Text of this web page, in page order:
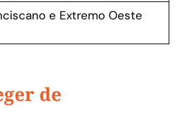
e Extremo Oeste
de